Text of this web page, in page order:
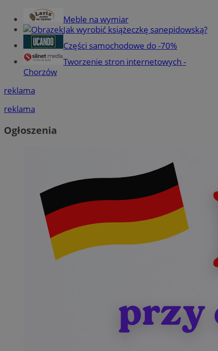
Meble na wymiar
Jak wyrobić książeczkę sanepidowską?
Części samochodowe do -70%
Tworzenie stron internetowych -
Chorzów
reklama
reklama
Ogłoszenia